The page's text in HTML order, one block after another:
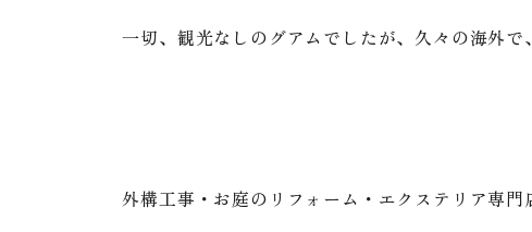
一切、観光なしのグアムでしたが、久々の海外で
外構工事・お庭のリフォーム・エクステリア専門